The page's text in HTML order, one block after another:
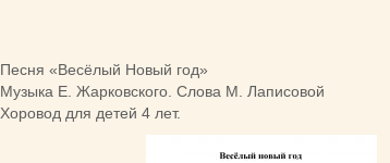
Песня «Весёлый Новый год»
Музыка Е. Жарковского. Слова М. Лаписовой
Хоровод для детей 4 лет.